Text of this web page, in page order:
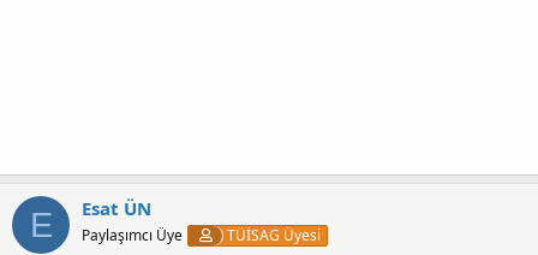
E Esat ÜN
Paylaşımcı Üye TÜİSAG Üyesi